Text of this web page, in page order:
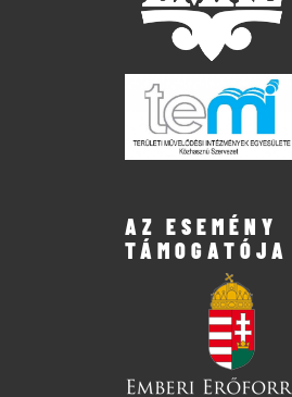
AZ ESEMÉNY
TÁMOGATÓJA